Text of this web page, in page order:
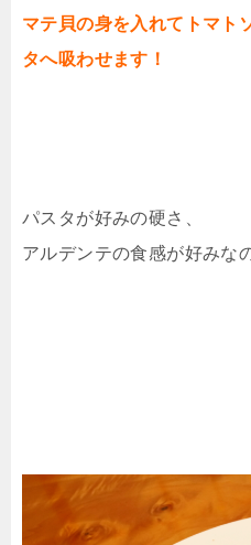
マテ貝の身を入れてトマト
タへ吸わせます！
パスタが好みの硬さ、
アルデンテの食感が好みな